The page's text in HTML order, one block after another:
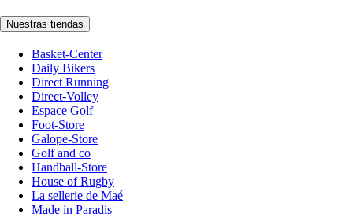
Nuestras tiendas
Basket-Center
Daily Bikers
Direct Running
Direct-Volley
Espace Golf
Foot-Store
Galope-Store
Golf and co
Handball-Store
House of Rugby
La sellerie de Maé
Made in Paradis